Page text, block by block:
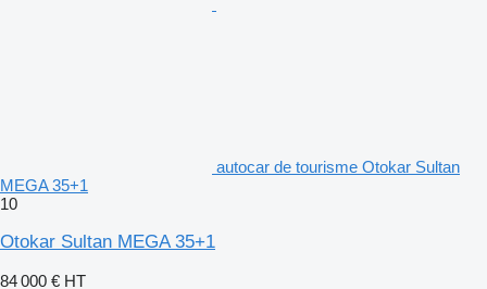
autocar de tourisme Otokar Sultan
MEGA 35+1
10
Otokar Sultan MEGA 35+1
84 000 € HT